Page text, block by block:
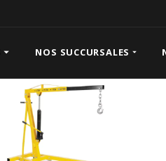
NOS SUCCURSALES